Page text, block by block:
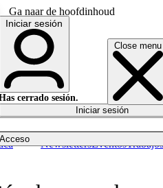
Ga naar de hoofdinhoud
Close menu
Acceso NewslettersEventosTrabajos
English
Français
Iniciar sesión
cerrado sesión.
Iniciar sesión